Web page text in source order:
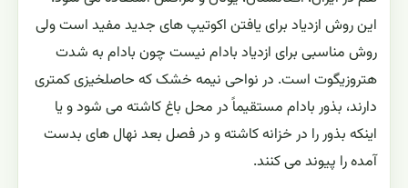
این روش ازدیاد برای یافتن اکوتیپ های جدید مفید است ولی
روش مناسبی برای ازدیاد بادام نیست چون بادام به شدت
هتروزیگوت است. در نواحی نیمه خشک که حاصلخیزی کمتری
دارند، بذور بادام مستقیماً در محل باغ کاشته می شود و یا
اینکه بذور را در خزانه کاشته و در فصل بعد نهال های بدست
آمده را پیوند می کنند.